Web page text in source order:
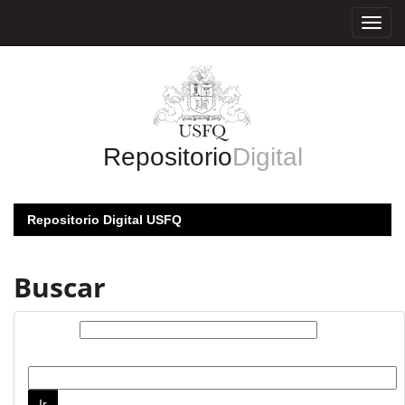
RepositorioDigital
Repositorio Digital USFQ
Buscar